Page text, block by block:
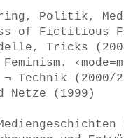
Politik,
of Fictitious
Tricks
¬ Technik (2000/
(1999)